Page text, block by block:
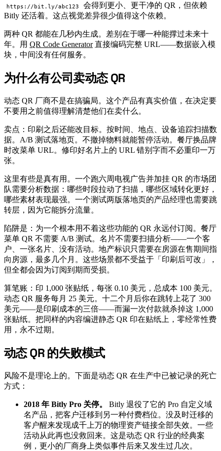
https://bit.ly/abc123
会得到更小、更干净的 QR，但依赖
Bitly 还活着。这点视觉差异很少值得这个依赖。
两种 QR 都能在几秒内生成。差别在于哪一种能撑过未来十
年。用 QR Code Generator直接编码完整 URL——数据嵌入模
块，中间没有任何服务。
#
为什么有公司卖动态 QR
动态 QR 厂商不是在搞骗局。这个产品有真实价值，在决定要
不要用之前值得理解清楚他们在卖什么。
卖点：印刷之后还能改目标。按时间、地点、设备追踪扫描数
据。A/B 测试落地页。不撤掉物料就能暂停活动。餐厅换品牌
时改菜单 URL。修印好名片上的 URL 错别字而不必重印一万
张。
这里有些是真有用。一个跑六周电视广告并加挂 QR 的市场团
队需要分析数据：哪些时段拉动了扫描，哪些区域转化更好，
哪些素材表现最强。一个测试两版落地页的产品经理也需要跳
转层，因为它能拆分流量。
陷阱是：为一个根本用不着这些功能的 QR 永远付订阅。餐厅
菜单 QR 不需要 A/B 测试。名片不需要扫描分析——一个客
户、一张名片、没有活动。地产标识只需要在房源在售期间指
向房源，最多几个月。这些场景都不受益于「印刷后可改」，
但全都会因为订阅到期而受损。
算笔账：印 1,000 张贴纸，每张 0.10 美元，总成本 100 美元。
动态 QR 服务每月 25 美元。十二个月后你在跳转上花了 300
美元——是印刷成本的三倍——而漏一次付款就杀掉这 1,000
张贴纸。把同样的内容编进静态 QR 印在贴纸上，零经常性费
用，永不过期。
#
动态 QR 的失败模式
风险不是理论上的。下面是动态 QR 在生产中已被记录的死亡
方式：
2018 年 Bitly Pro 关停。
Bitly 退役了它的 Pro 自定义域
名产品，把客户迁移到另一种付费档位。没及时迁移的
客户醒来发现成千上万的物理资产链接全部失效。一些
活动从此再也没救回来。这是动态 QR 行业的经典案
例，更小的厂商身上类似事件后来又发生过几次。